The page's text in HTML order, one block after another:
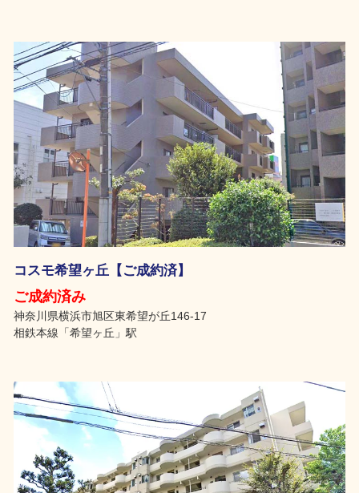
コスモ希望ヶ丘【ご成約済】
ご成約済み
神奈川県横浜市旭区東希望が丘146-17
相鉄本線「希望ヶ丘」駅